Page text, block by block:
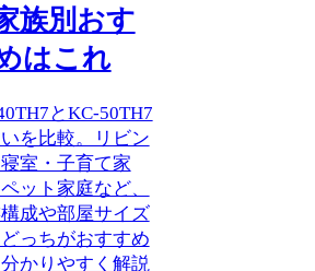
族別おす
はこれ
とKC-50TH7
を比較。リビン
室・子育て家
ット家庭など、
成や部屋サイズ
っちがおすすめ
かりやすく解説